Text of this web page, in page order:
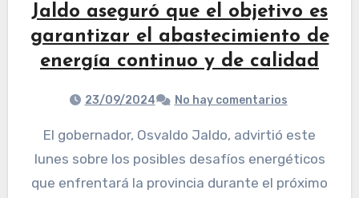
Jaldo aseguró que el objetivo es
garantizar el abastecimiento de
energía continuo y de calidad
23/09/2024 No hay comentarios
El gobernador, Osvaldo Jaldo, advirtió este
lunes sobre los posibles desafíos energéticos
que enfrentará la provincia durante el próximo